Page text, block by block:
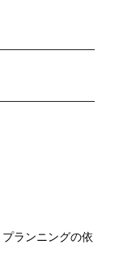
ランニングの依